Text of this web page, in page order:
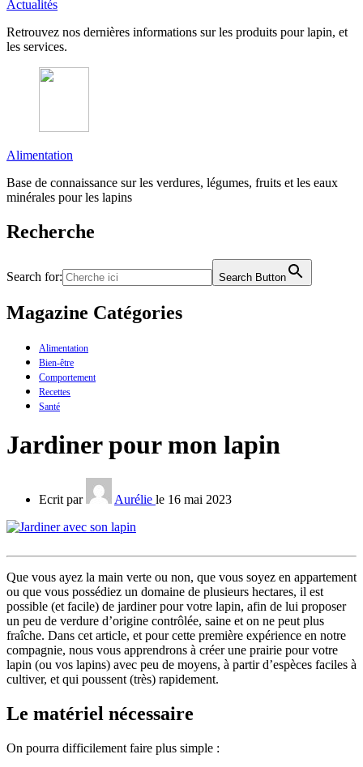
Actualités
Retrouvez nos dernières informations sur les produits pour lapin, et
les services.
Alimentation
Base de connaissance sur les verdures, légumes, fruits et les eaux
minérales pour les lapins
Recherche
Search for: Search Button
Magazine Catégories
Alimentation
Bien-être
Comportement
Recettes
Santé
Jardiner pour mon lapin
Ecrit par Aurélie le 16 mai 2023
Que vous ayez la main verte ou non, que vous soyez en appartement
ou que vous possédiez un domaine de plusieurs hectares, il est
possible (et facile) de jardiner pour votre lapin, afin de lui proposer
un peu de verdure d’origine contrôlée, saine et on ne peut plus
fraîche. Dans cet article, et pour cette première expérience en notre
compagnie, nous vous apprendrons à créer une prairie pour votre
lapin (ou vos lapins) avec peu de moyens, à partir d’espèces faciles à
cultiver, et qui poussent (très) rapidement.
Le matériel nécessaire
On pourra difficilement faire plus simple :